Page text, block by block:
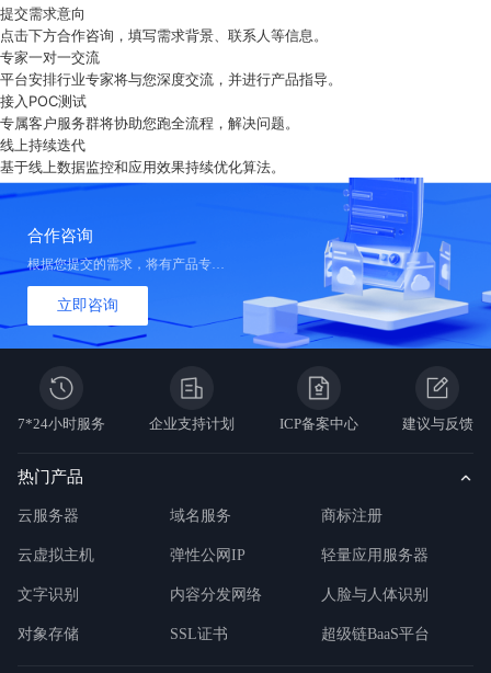
提交需求意向
点击下方合作咨询，填写需求背景、联系人等信息。
专家一对一交流
平台安排行业专家将与您深度交流，并进行产品指导。
接入POC测试
专属客户服务群将协助您跑全流程，解决问题。
线上持续迭代
基于线上数据监控和应用效果持续优化算法。
合作咨询
根据您提交的需求，将有产品专家与您联系，定制专属产品方案。
立即咨询
7*24小时服务 企业支持计划 ICP备案中心 建议与反馈
热门产品
云服务器 域名服务 商标注册
云虚拟主机 弹性公网IP 轻量应用服务器
文字识别 内容分发网络 人脸与人体识别
对象存储 SSL证书 超级链BaaS平台